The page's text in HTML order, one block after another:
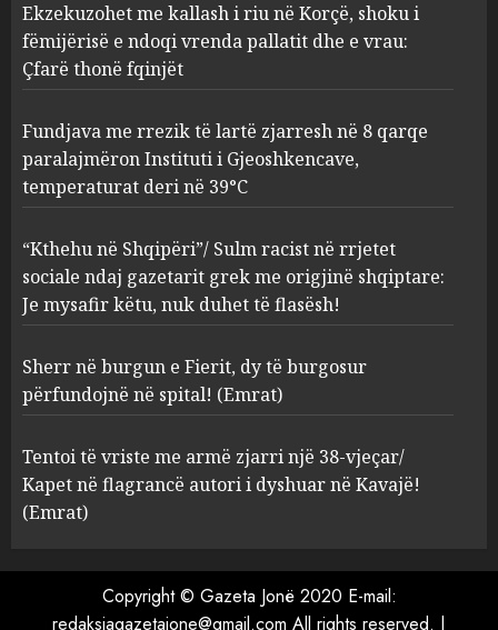
3
racist në rrjetet sociale ndaj
gazetarit grek me origjinë
nuk duhet të flasësh!
Sherr në burgun e Fierit, dy të
burgosur përfundojnë në
AUGUST 8, 2026
zjarri një 38-vjeçar/ Kapet në
flagrancë autori i dyshuar në
Kavajë! (Emrat)
Ekzekuzohet me kallash i riu në Korçë, shoku i
fëmijërisë e ndoqi vrenda pallatit dhe e vrau:
Çfarë thonë fqinjët
Fundjava me rrezik të lartë zjarresh në 8 qarqe
paralajmëron Instituti i Gjeoshkencave,
temperaturat deri në 39°C
“Kthehu në Shqipëri”/ Sulm racist në rrjetet
sociale ndaj gazetarit grek me origjinë shqiptare:
Je mysafir këtu, nuk duhet të flasësh!
Sherr në burgun e Fierit, dy të burgosur
përfundojnë në spital! (Emrat)
Tentoi të vriste me armë zjarri një 38-vjeçar/
Kapet në flagrancë autori i dyshuar në Kavajë!
(Emrat)
Copyright © Gazeta Jonë 2020 E-mail:
redaksiagazetajone@gmail.com All rights reserved. |